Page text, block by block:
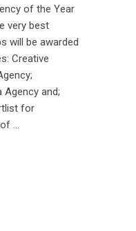
of the Year
very best
will be awarded
Creative
Agency and;
for
of